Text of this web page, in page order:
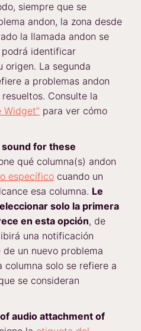
siempre que se
andon, la zona desde
la llamada andon se
identificar
origen. La segunda
a problemas andon
Consulte la
Widget” para ver cómo
sound for these
qué columna(s) andon
específico cuando un
esa columna. Le
solo la primera
en esta opción, de
una notificación
un nuevo problema
columna solo se refiere a
se consideran
of audio attachment of